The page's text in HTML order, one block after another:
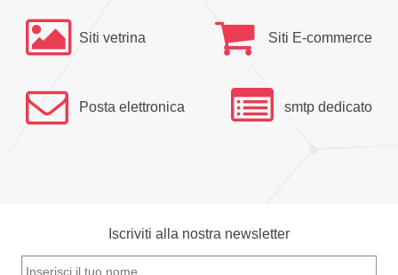
Siti vetrina Siti E-commerce
Posta elettronica smtp dedicato
Iscriviti alla nostra newsletter